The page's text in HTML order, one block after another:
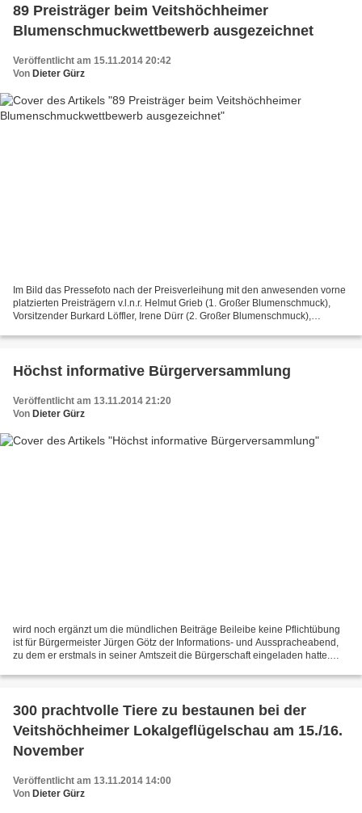
89 Preisträger beim Veitshöchheimer
Blumenschmuckwettbewerb ausgezeichnet
Veröffentlicht am 15.11.2014 20:42
Von Dieter Gürz
Im Bild das Pressefoto nach der Preisverleihung mit den anwesenden vorne
platzierten Preisträgern v.l.n.r. Helmut Grieb (1. Großer Blumenschmuck),
Vorsitzender Burkard Löffler, Irene Dürr (2. Großer Blumenschmuck),
Höchst informative Bürgerversammlung
Veröffentlicht am 13.11.2014 21:20
Von Dieter Gürz
wird noch ergänzt um die mündlichen Beiträge Beileibe keine Pflichtübung
ist für Bürgermeister Jürgen Götz der Informations- und Ausspracheabend,
zu dem er erstmals in seiner Amtszeit die Bürgerschaft eingeladen hatte.
300 prachtvolle Tiere zu bestaunen bei der
Veitshöchheimer Lokalgeflügelschau am 15./16.
November
Veröffentlicht am 13.11.2014 14:00
Von Dieter Gürz